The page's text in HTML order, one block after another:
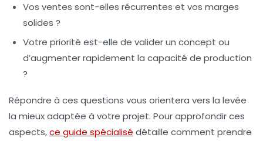
Vos ventes sont-elles récurrentes et vos marges
solides ?
Votre priorité est-elle de valider un concept ou
d’augmenter rapidement la capacité de production
?
Répondre à ces questions vous orientera vers la levée
la mieux adaptée à votre projet. Pour approfondir ces
aspects,ce guide spécialisé détaille comment prendre